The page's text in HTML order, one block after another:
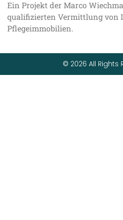
Ein Projekt der Marco
qualifizierten Vermittlung von
Pflegeimmobilien.
© 2026 All Rights